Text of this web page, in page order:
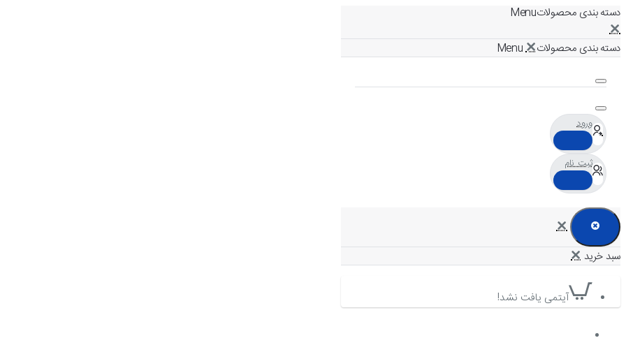
دسته بندی محصولات
دسته بندی محصولات
ورود
ثبت نام
آیتمی یافت نشد!